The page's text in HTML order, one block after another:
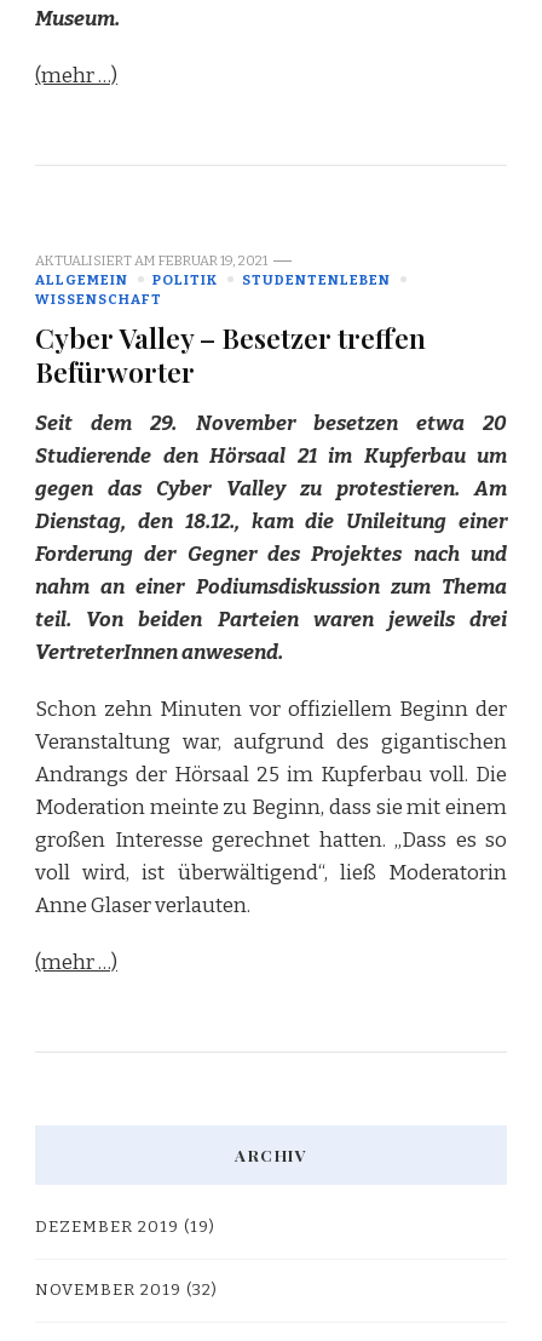
Museum.
(mehr …)
AKTUALISIERT AM FEBRUAR 19, 2021
ALLGEMEIN
POLITIK
STUDENTENLEBEN
WISSENSCHAFT
Cyber Valley – Besetzer treffen
Befürworter
Seit dem 29. November besetzen etwa 20
Studierende den Hörsaal 21 im Kupferbau um
gegen das Cyber Valley zu protestieren. Am
Dienstag, den 18.12., kam die Unileitung einer
Forderung der Gegner des Projektes nach und
nahm an einer Podiumsdiskussion zum Thema
teil. Von beiden Parteien waren jeweils drei
VertreterInnen anwesend.
Schon zehn Minuten vor offiziellem Beginn der
Veranstaltung war, aufgrund des gigantischen
Andrangs der Hörsaal 25 im Kupferbau voll. Die
Moderation meinte zu Beginn, dass sie mit einem
großen Interesse gerechnet hatten. „Dass es so
voll wird, ist überwältigend“, ließ Moderatorin
Anne Glaser verlauten.
(mehr …)
ARCHIV
DEZEMBER 2019 (19)
NOVEMBER 2019 (32)